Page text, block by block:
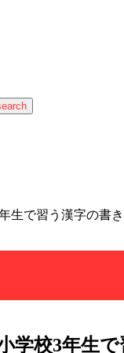
生で習う漢字の書
学校3年生